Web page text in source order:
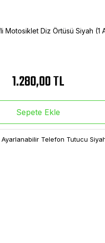
Motosiklet Diz Örtüsü Siyah
1.280,00 TL
Sepete Ekle